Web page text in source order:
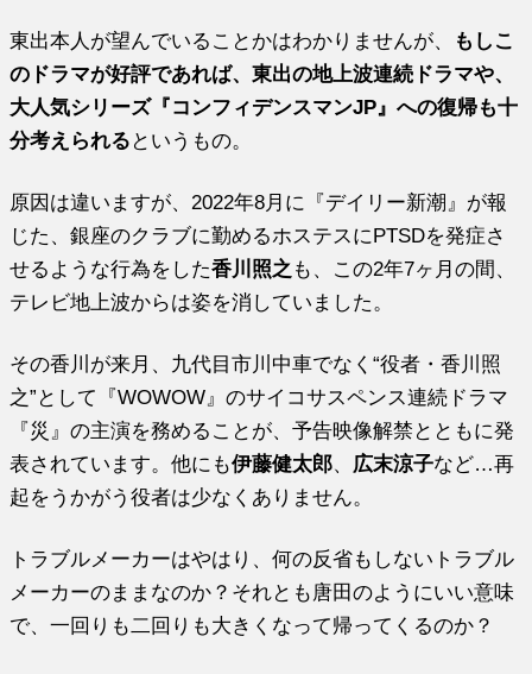
東出本人が望んでいることかはわかりませんが、
もしこ
のドラマが好評であれば、東出の地上波連続ドラマや、
大人気シリーズ『コンフィデンスマンJP』への復帰も十
分考えられる というもの。
原因は違いますが、2022年8月に『デイリー新潮』が報
じた、銀座のクラブに勤めるホステスにPTSDを発症さ
せるような行為をした香川照之 も、この2年7ヶ月の間、
テレビ地上波からは姿を消していました。
その香川が来月、九代目市川中車でなく“役者・香川照
之”として『WOWOW』のサイコサスペンス連続ドラマ
『災』の主演を務めることが、予告映像解禁とともに発
表されています。他にも伊藤健太郎、 広末涼子など…再
起をうかがう役者は少なくありません。
トラブルメーカーはやはり、何の反省もしないトラブル
メーカーのままなのか？それとも唐田のようにいい意味
で、一回りも二回りも大きくなって帰ってくるのか？